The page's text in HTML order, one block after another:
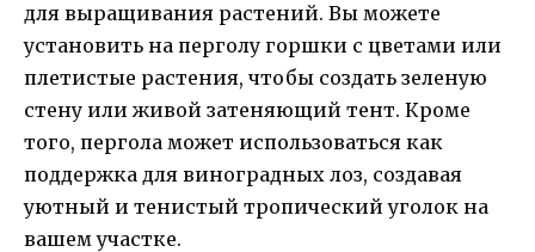
для выращивания растений. Вы можете
установить на перголу горшки с цветами или
плетистые растения, чтобы создать зеленую
стену или живой затеняющий тент. Кроме
того, пергола может использоваться как
поддержка для виноградных лоз, создавая
уютный и тенистый тропический уголок на
вашем участке.